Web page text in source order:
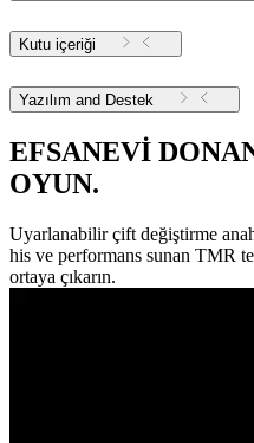
Kutu içeriği
Yazılım and Destek
EFSANEVİ
OYUN.
Uyarlanabilir çift değiştirme
his ve performans sunan TMR
ortaya çıkarın.